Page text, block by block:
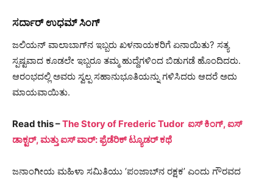
ಸರ್ದಾರ್ ಉಧಮ್ ಸಿಂಗ್
ಜಲಿಯನ್ ವಾಲಾಬಾಗ್‌ನ ಇಬ್ಬರು ಖಳನಾಯಕರಿಗೆ ಏನಾಯಿತು? ಸತ್ಯ
ಸ್ಪಷ್ಟವಾದ ಕೂಡಲೇ ಇಬ್ಬರೂ ತಮ್ಮ ಹುದ್ದೆಗಳಿಂದ ಬಿಡುಗಡೆ ಹೊಂದಿದರು.
ಆರಂಭದಲ್ಲಿ ಅವರು ಸ್ವಲ್ಪ ಸಹಾನುಭೂತಿಯನ್ನು ಗಳಿಸಿದರು ಆದರೆ ಅದು
ಮಾಯವಾಯಿತು.
Read this –The Story of Frederic Tudor ಐಸ್ ಕಿಂಗ್, ಐಸ್
ಡಾಕ್ಟರ್, ಮತ್ತು ಐಸ್ ವಾರ್: ಫ್ರೆಡೆರಿಕ್ ಟ್ಯೂಡರ್ ಕಥೆ
ಜನಾಂಗೀಯ ಮಹಿಳಾ ಸಮಿತಿಯು ‘ಪಂಜಾಬ್‌ನ ರಕ್ಷಕ’ ಎಂದು ಗೌರವದ